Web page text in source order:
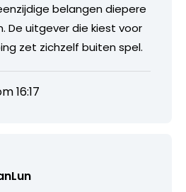
belangen diepere
De uitgever die kiest voor
zet zichzelf buiten spel.
16:17